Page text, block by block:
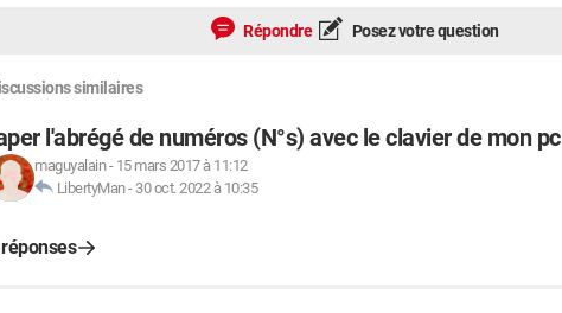
Répondre Posez votre question
similaires
l'abrégé de numéros (N°s) avec le clavier de mon pc
maguyalain- 15 mars 2017 à 11:12
LibertyMan- 30 oct. 2022 à 10:35